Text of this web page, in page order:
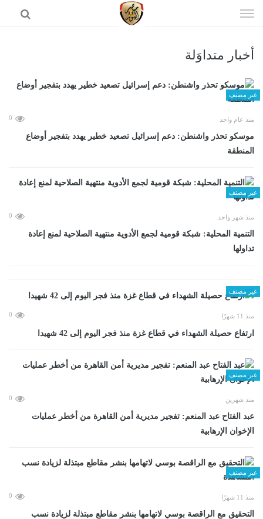
الى
أخبار متداوَلة
غير مصنف
منذ عام واحد 0
موسكو تحذر واشنطن: دعم إسرائيل تصعيد خطير يهدد بتفجير أوضاع
المنطقة
غير مصنف
منذ شهر واحد 0
التنمية المحلية: شبكة قومية لجمع الأدوية منتهية الصلاحية لمنع إعادة
تداولها
غير مصنف
منذ 11 شهرًا 0
ارتفاع حصيلة الشهداء في قطاع غزة منذ فجر اليوم إلى 42 شهيدا
غير مصنف
منذ شهرين 0
عبد الفتاح عبد المنعم: تفجير مديرية أمن القاهرة من أخطر عمليات
الإخوان الإرهابية
غير مصنف
منذ 11 شهرًا 0
التحقيق مع الراقصة بوسي لاتهامها بنشر مقاطع مبتذلة لزيادة نسب